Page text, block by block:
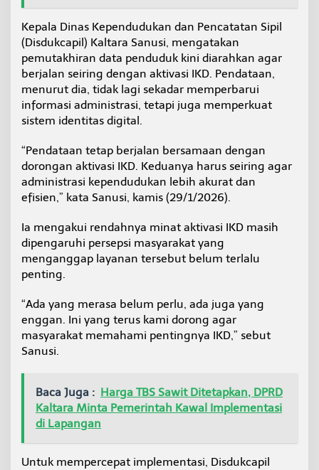
n
Kepala Dinas Kependudukan dan Pencatatan Sipil
(Disdukcapil) Kaltara Sanusi, mengatakan
pemutakhiran data penduduk kini diarahkan agar
berjalan seiring dengan aktivasi IKD. Pendataan,
menurut dia, tidak lagi sekadar memperbarui
informasi administrasi, tetapi juga memperkuat
sistem identitas digital.
“Pendataan tetap berjalan bersamaan dengan
dorongan aktivasi IKD. Keduanya harus seiring agar
administrasi kependudukan lebih akurat dan
efisien,” kata Sanusi, kamis (29/1/2026).
Ia mengakui rendahnya minat aktivasi IKD masih
dipengaruhi persepsi masyarakat yang
menganggap layanan tersebut belum terlalu
penting.
“Ada yang merasa belum perlu, ada juga yang
enggan. Ini yang terus kami dorong agar
masyarakat memahami pentingnya IKD,” sebut
Sanusi.
Baca Juga : Harga TBS Sawit Ditetapkan, DPRD
Kaltara Minta Pemerintah Kawal Implementasi
di Lapangan
Untuk mempercepat implementasi, Disdukcapil